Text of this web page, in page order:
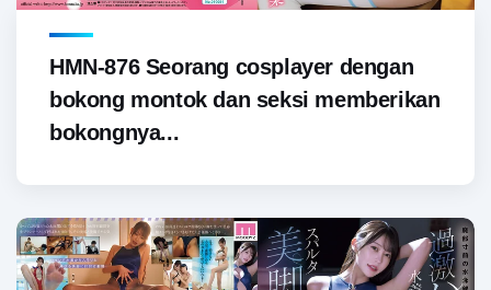
HMN-876 Seorang cosplayer dengan
bokong montok dan seksi memberikan
bokongnya...